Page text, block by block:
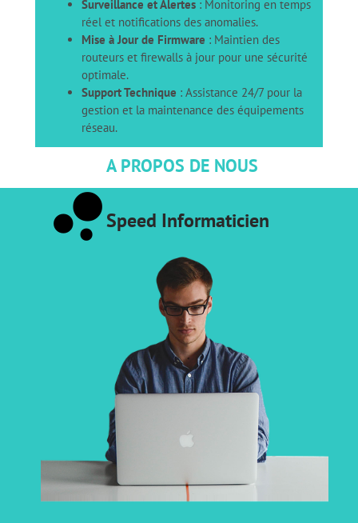
A PROPOS DE NOUS
Surveillance et Alertes : Monitoring en temps
réel et notifications des anomalies.
Mise à Jour de Firmware : Maintien des
routeurs et firewalls à jour pour une sécurité
optimale.
Support Technique : Assistance 24/7 pour la
gestion et la maintenance des équipements
réseau.
bubble_chartSpeed Informaticien